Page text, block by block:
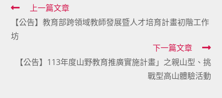
Read
more
articles
上一篇文章
【公告】教育部跨領域教師發展暨人才培育計畫初階工作
坊
下一篇文章
【公告】113年度山野教育推廣實施計畫」之親山型、挑
戰型高山體驗活動